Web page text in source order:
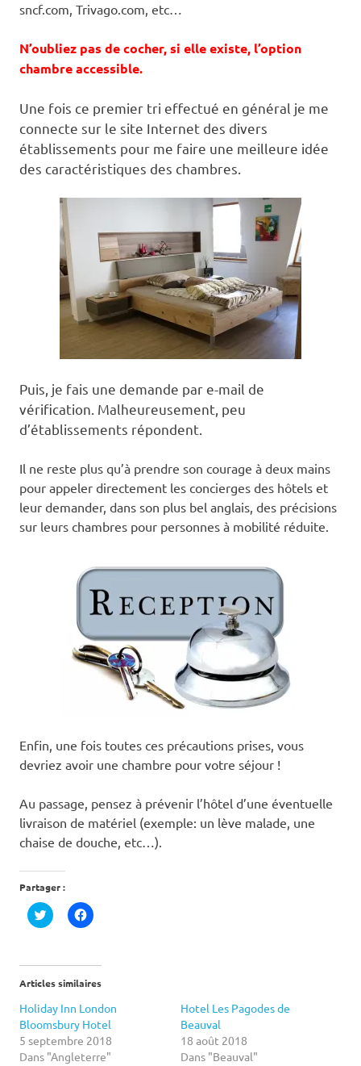
sncf.com, Trivago.com, etc…
N’oubliez pas de cocher, si elle existe, l’option
chambre accessible.
Une fois ce premier tri effectué en général je me
connecte sur le site Internet des divers
établissements pour me faire une meilleure idée
des caractéristiques des chambres.
Puis, je fais une demande par e-mail de
vérification. Malheureusement, peu
d’établissements répondent.
Il ne reste plus qu’à prendre son courage à deux mains
pour appeler directement les concierges des hôtels et
leur demander, dans son plus bel anglais, des précisions
sur leurs chambres pour personnes à mobilité réduite.
Enfin, une fois toutes ces précautions prises, vous
devriez avoir une chambre pour votre séjour !
Au passage, pensez à prévenir l’hôtel d’une éventuelle
livraison de matériel (exemple: un lève malade, une
chaise de douche, etc…).
Partager :
Cliquez
pour
dans
nouvelle
Cliquez
pour
dans
nouvelle
Articles similaires
Holiday Inn London
Bloomsbury Hotel
5 septembre 2018
Dans "Angleterre"
Hotel Les Pagodes de
Beauval
18 août 2018
Dans "Beauval"